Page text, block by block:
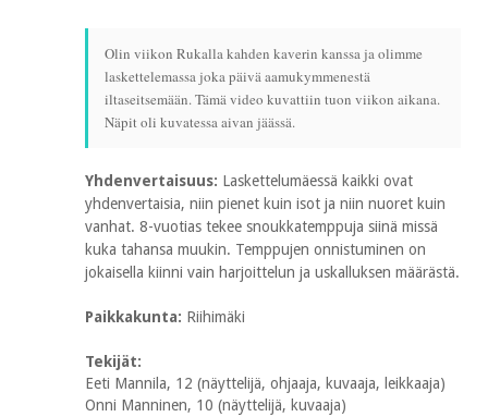
Olin viikon Rukalla kahden kaverin kanssa ja olimme
laskettelemassa joka päivä aamukymmenestä
iltaseitsemään. Tämä video kuvattiin tuon viikon aikana.
Näpit oli kuvatessa aivan jäässä.
Yhdenvertaisuus: Laskettelumäessä kaikki ovat
yhdenvertaisia, niin pienet kuin isot ja niin nuoret kuin
vanhat. 8-vuotias tekee snoukkatemppuja siinä missä
kuka tahansa muukin. Temppujen onnistuminen on
jokaisella kiinni vain harjoittelun ja uskalluksen määrästä.
Paikkakunta: Riihimäki
Tekijät:
Eeti Mannila, 12 (näyttelijä, ohjaaja, kuvaaja, leikkaaja)
Onni Manninen, 10 (näyttelijä, kuvaaja)